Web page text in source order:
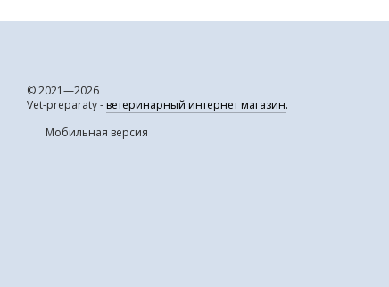
© 2021—2026
Vet-preparaty - ветеринарный интернет магазин.
Мобильная версия